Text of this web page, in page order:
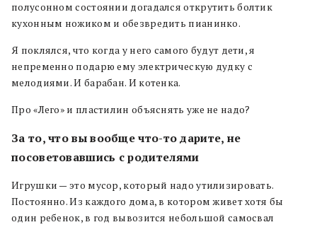
полусонном состоянии догадался открутить болтик
кухонным ножиком и обезвредить пианинко.
Я поклялся, что когда у него самого будут дети, я
непременно подарю ему электрическую дудку с
мелодиями. И барабан. И котенка.
Про «Лего» и пластилин объяснять уже не надо?
За то, что вы вообще что-то дарите, не
посоветовавшись с родителями
Игрушки — это мусор, который надо утилизировать.
Постоянно. Из каждого дома, в котором живет хотя бы
один ребенок, в год вывозится небольшой самосвал